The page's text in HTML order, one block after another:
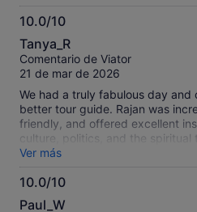
10.0/10
10.0
sobre
10
Tanya_R
Comentario de Viator
21 de mar de 2026
We had a truly fabulous day and
better tour guide. Rajan was
friendly, and offered excellent
culture, politics, and the spiritual
including Hinduism, Buddhism,
fantastic—we visited Perak Cave
Temple, Tasik Cermin (Mirror
Ver más
10.0/10
10.0
Paul_W